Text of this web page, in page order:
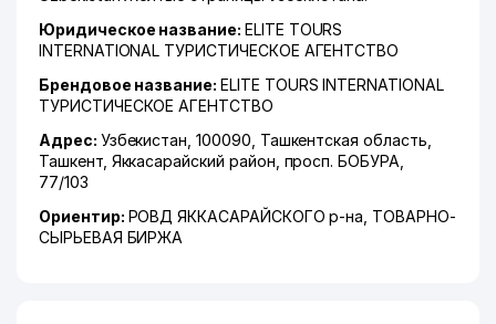
Юридическое название: ELITE TOURS
INTERNATIONAL ТУРИСТИЧЕСКОЕ АГЕНТСТВО
Брендовое название: ELITE TOURS INTERNATIONAL
ТУРИСТИЧЕСКОЕ АГЕНТСТВО
Адрес: Узбекистан, 100090, Ташкентская область
Ташкент, Яккасарайский район просп. БОБУРА
77/103
Ориентир: РОВД ЯККАСАРАЙСКОГО р-на, ТОВАРНО-
СЫРЬЕВАЯ БИРЖА